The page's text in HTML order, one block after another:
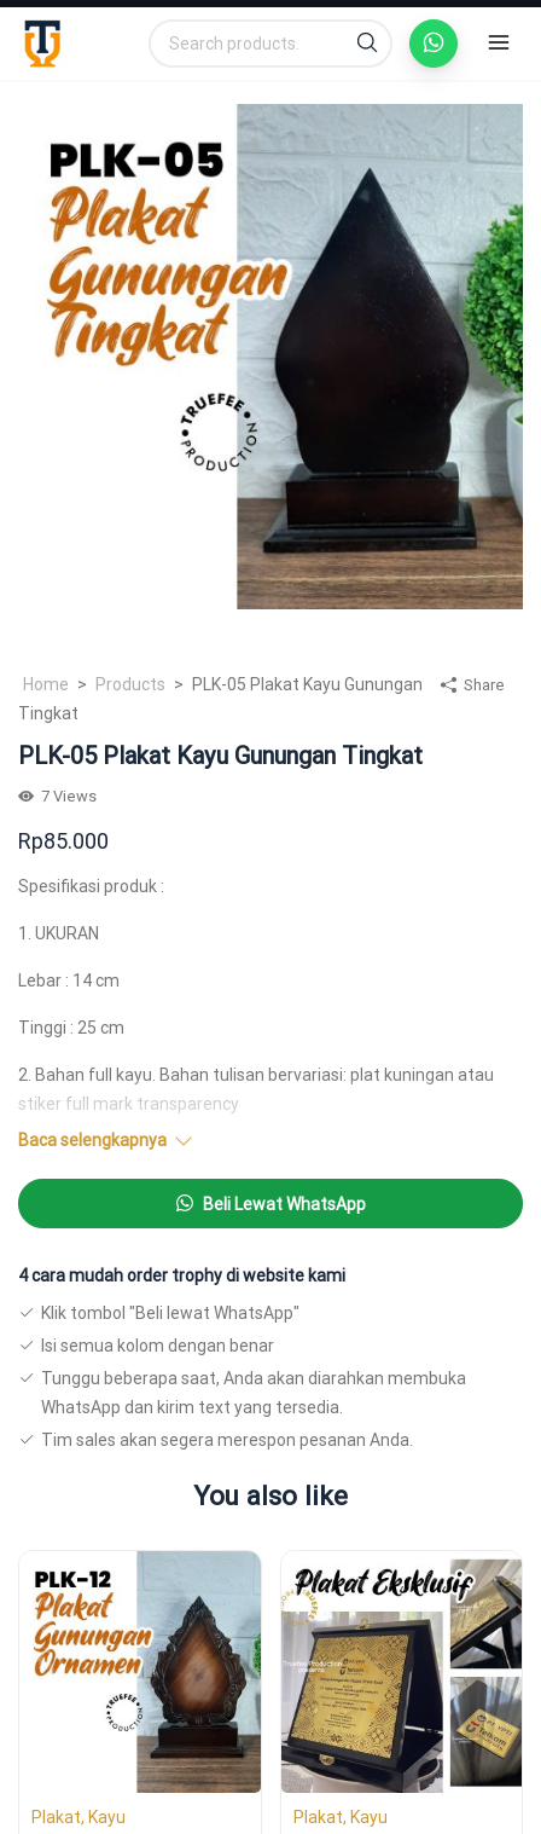
Search
Search
Home > Products >
PLK-05 Plakat Kayu Gunungan
Tingkat
PLK-05 Plakat Kayu Gunungan Tingkat
7 Views
Rp85.000
Spesifikasi produk :
1. UKURAN
Lebar : 14 cm
Tinggi : 25 cm
2. Bahan full kayu. Bahan tulisan bervariasi: plat kuningan atau
stiker full mark transparency
3. Harga merupakan harga 1 pc, bervariasi tergantung bahan
tulisan yang dipakai. Untuk additional box beludru akan dikenakan
biaya tambahan.
pembuatan berkisar antara 2-7 hari.
Stiker: 85.000
Baca selengkapnya
Beli Lewat WhatsApp
4 cara mudah order trophy di website kami
Klik tombol "Beli lewat WhatsApp"
Isi semua kolom dengan benar
Tunggu beberapa saat, Anda akan diarahkan membuka
WhatsApp dan kirim text yang tersedia.
Tim sales akan segera merespon pesanan Anda.
Share
You also like
Plakat, Kayu
Plakat, Kayu